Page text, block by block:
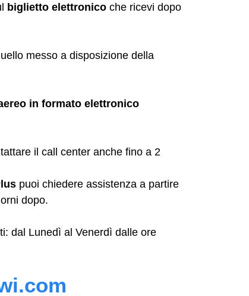
biglietto elettronico che ricevi dopo
messo a disposizione della
in formato elettronico
il call center anche fino a 2
puoi chiedere assistenza a partire
dopo.
dal Lunedì al Venerdì dalle ore